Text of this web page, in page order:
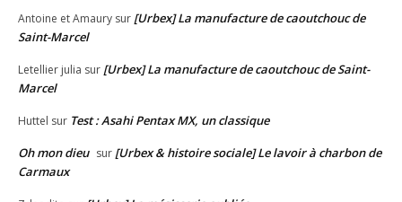
Antoine et Amaury sur [Urbex] La manufacture de caoutchouc de
Saint-Marcel
Letellier julia sur [Urbex] La manufacture de caoutchouc de Saint-
Marcel
Huttel sur Test : Asahi Pentax MX, un classique
Oh mon dieu sur [Urbex & histoire sociale] Le lavoir à charbon de
Carmaux